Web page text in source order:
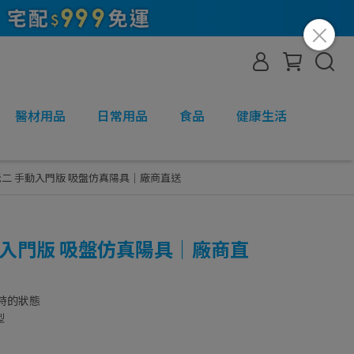
醫材用品 日常用品 食品
健康生活
手動入門版 吸盤仿真陽具｜廠商直送
門版 吸盤仿真陽具｜廠商直
的狀態